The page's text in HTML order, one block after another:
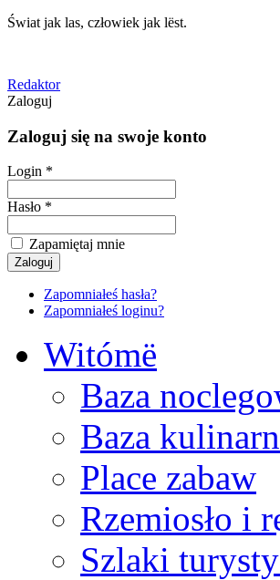
Świat jak las, człowiek jak lëst.
Redaktor
Zaloguj
Zaloguj się na swoje konto
Login *
Hasło *
Zapamiętaj mnie
Zapomniałeś hasła?
Zapomniałeś loginu?
Witómë
Baza
Baza
Place zabaw
Rzemiosło i
Szlaki